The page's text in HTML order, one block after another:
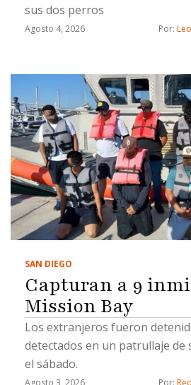
sus dos perros
Agosto 4, 2026 Por:
SAN DIEGO
Capturan a 9
Mission Bay
Los extranjeros fueron
detectados en un patrullaje de
el sábado.
Agosto 3, 2026 Por: